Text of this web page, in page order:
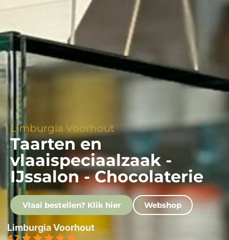
Limburgia Voorhout
Taarten en
vlaaispeciaalzaak -
IJssalon - Chocolaterie
Vlaai bestellen? Klik hier Webshop
Limburgia Voorhout
4.7